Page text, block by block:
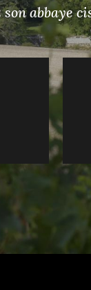
son abbaye